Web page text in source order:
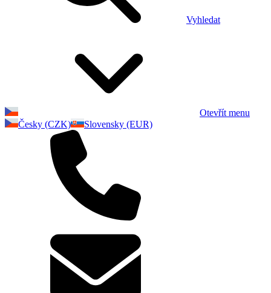
Vyhledat
Otevřít menu
Česky (CZK)
Slovensky (EUR)